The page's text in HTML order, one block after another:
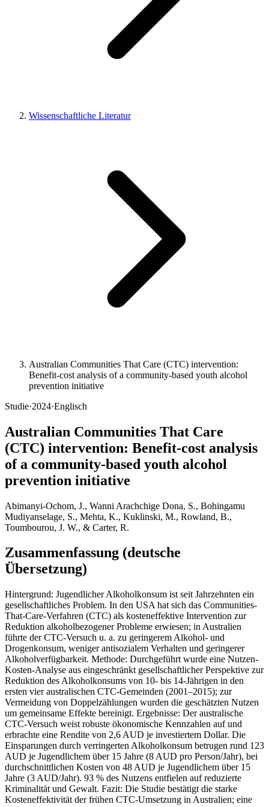
Wissenschaftliche Literatur
Australian Communities That Care (CTC) intervention:
Benefit-cost analysis of a community-based youth alcohol
prevention initiative
Studie·2024·Englisch
Australian Communities That Care
(CTC) intervention: Benefit-cost analysis
of a community-based youth alcohol
prevention initiative
Abimanyi-Ochom, J., Wanni Arachchige Dona, S., Bohingamu
Mudiyanselage, S., Mehta, K., Kuklinski, M., Rowland, B.,
Toumbourou, J. W., & Carter, R.
Zusammenfassung (deutsche
Übersetzung)
Hintergrund: Jugendlicher Alkoholkonsum ist seit Jahrzehnten ein
gesellschaftliches Problem. In den USA hat sich das Communities-
That-Care-Verfahren (CTC) als kosteneffektive Intervention zur
Reduktion alkoholbezogener Probleme erwiesen; in Australien
führte der CTC-Versuch u. a. zu geringerem Alkohol- und
Drogenkonsum, weniger antisozialem Verhalten und geringerer
Alkoholverfügbarkeit. Methode: Durchgeführt wurde eine Nutzen-
Kosten-Analyse aus eingeschränkt gesellschaftlicher Perspektive zur
Reduktion des Alkoholkonsums von 10- bis 14-Jährigen in den
ersten vier australischen CTC-Gemeinden (2001–2015); zur
Vermeidung von Doppelzählungen wurden die geschätzten Nutzen
um gemeinsame Effekte bereinigt. Ergebnisse: Der australische
CTC-Versuch weist robuste ökonomische Kennzahlen auf und
erbrachte eine Rendite von 2,6 AUD je investiertem Dollar. Die
Einsparungen durch verringerten Alkoholkonsum betrugen rund 123
AUD je Jugendlichem über 15 Jahre (8 AUD pro Person/Jahr), bei
durchschnittlichen Kosten von 48 AUD je Jugendlichem über 15
Jahre (3 AUD/Jahr). 93 % des Nutzens entfielen auf reduzierte
Kriminalität und Gewalt. Fazit: Die Studie bestätigt die starke
Kosteneffektivität der frühen CTC-Umsetzung in Australien; eine